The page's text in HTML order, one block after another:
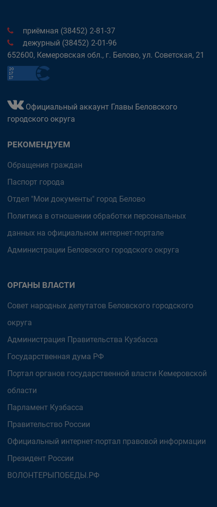
приёмная (38452) 2-81-37
дежурный (38452) 2-01-96
652600, Кемеровская обл., г. Белово, ул. Советская, 21
Официальный аккаунт Главы Беловского
городского округа
РЕКОМЕНДУЕМ
Обращения граждан
Паспорт города
Отдел "Мои документы" город Белово
Политика в отношении обработки персональных
данных на официальном интернет-портале
Администрации Беловского городского округа
ОРГАНЫ ВЛАСТИ
Совет народных депутатов Беловского городского
округа
Администрация Правительства Кузбасса
Государственная дума РФ
Портал органов государственной власти Кемеровской
области
Парламент Кузбасса
Правительство России
Официальный интернет-портал правовой информации
Президент России
ВОЛОНТЕРЫПОБЕДЫ.РФ